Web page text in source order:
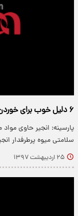
۶ دلیل خوب برای خوردن انجیر
پارسینه: انجیر حاوی
سلامتی میوه پرطرفدار
۲۵ اردیبهشت ۱۳۹۷